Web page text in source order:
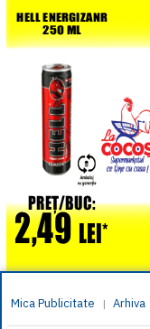
Mica Publicitate | Arhiva